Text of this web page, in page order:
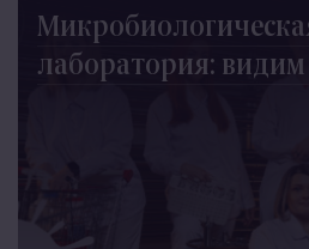
лаборатория: